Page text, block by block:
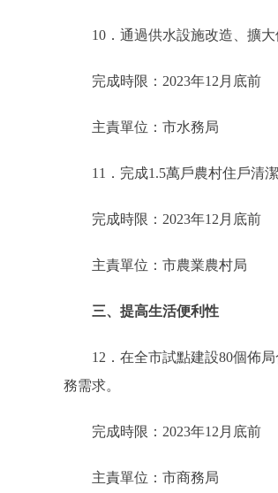
10．通過供水設施改造、擴大
完成時限：2023年12月底前
主責單位：市水務局
11．完成1.5萬戶農村住戶清潔
完成時限：2023年12月底前
主責單位：市農業農村局
三、提高生活便利性
12．在全市試點建設80個佈局
務需求。
完成時限：2023年12月底前
主責單位：市商務局